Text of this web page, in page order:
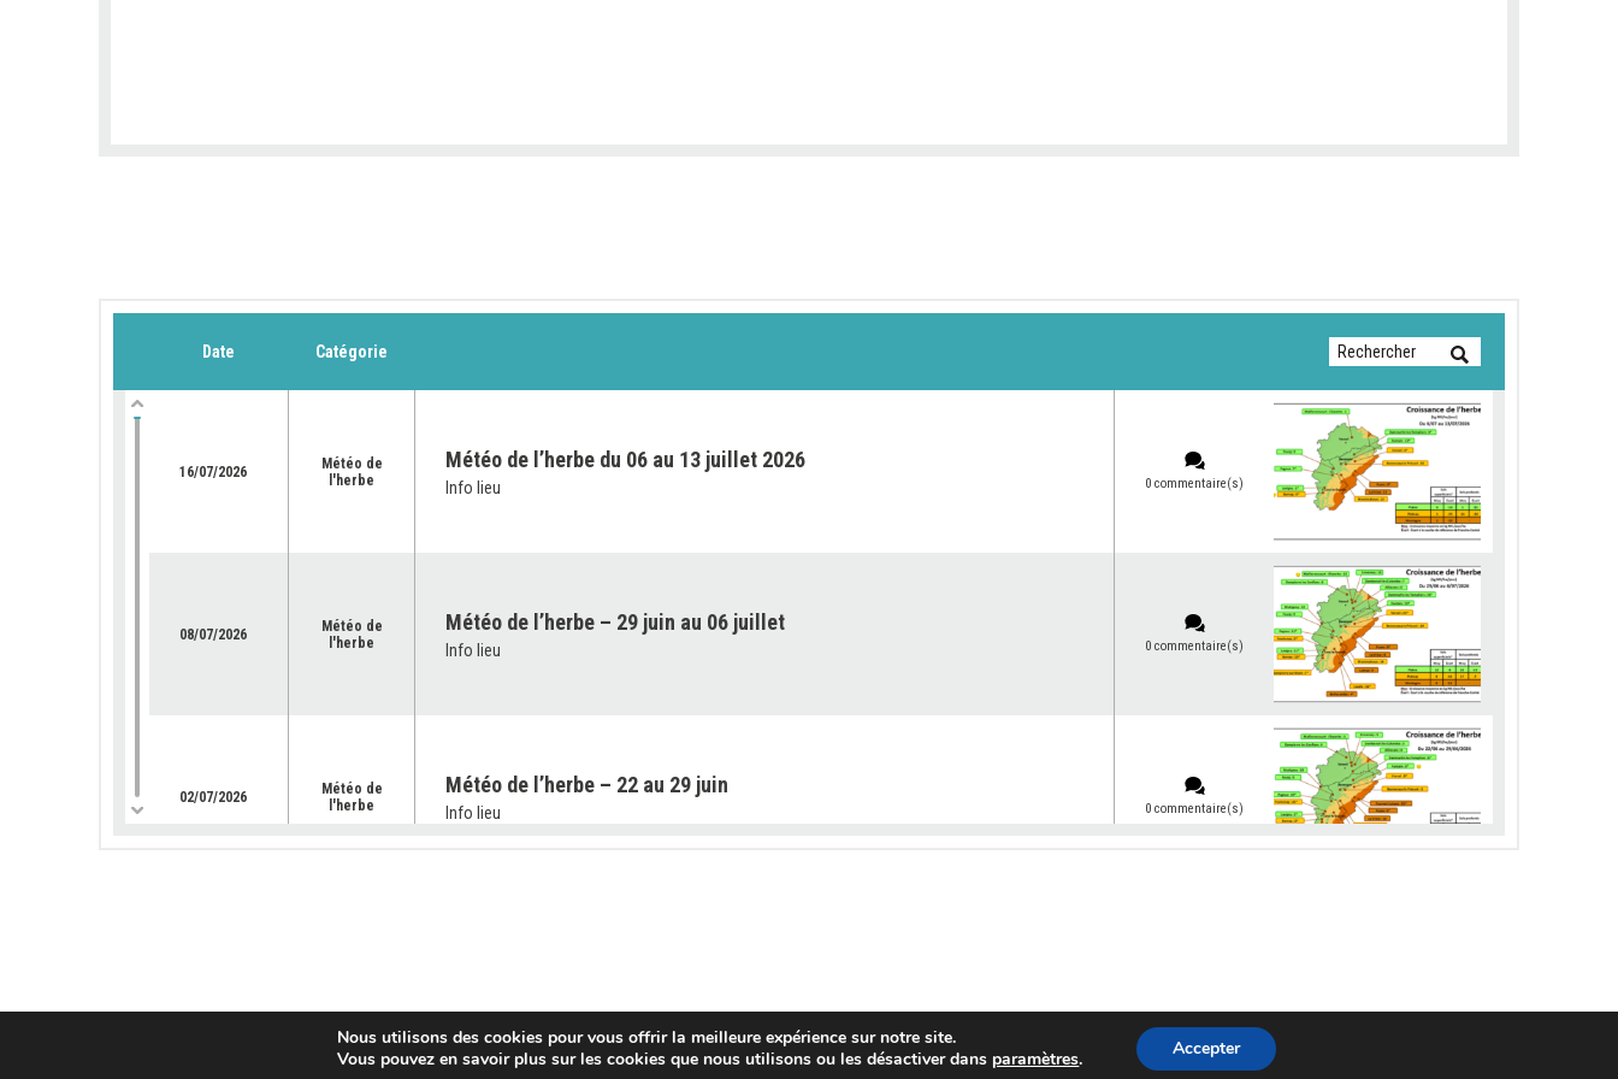
Date Catégorie
16/07/2026
Météo de
l'herbe
Météo de l’herbe du 06 au 13 juillet 2026
Info lieu 0 commentaire(s)
08/07/2026
Météo de
l'herbe
Météo de l’herbe – 29 juin au 06 juillet
Info lieu 0 commentaire(s)
02/07/2026
Météo de
l'herbe
Météo de l’herbe – 22 au 29 juin
Info lieu 0 commentaire(s)
Nous utilisons des cookies pour vous offrir la meilleure expérience sur notre site.
Vous pouvez en savoir plus sur les cookies que nous utilisons ou les désactiver dans paramètres. Accepter